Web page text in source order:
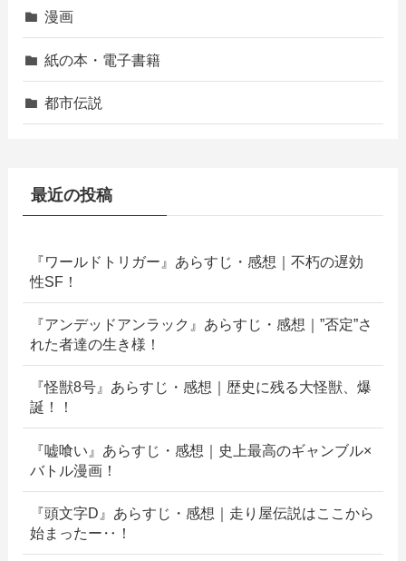
漫画
紙の本・電子書籍
都市伝説
最近の投稿
『ワールドトリガー』あらすじ・感想｜不朽の遅効
性SF！
『アンデッドアンラック』あらすじ・感想｜”否定”さ
れた者達の生き様！
『怪獣8号』あらすじ・感想｜歴史に残る大怪獣、爆
誕！！
『嘘喰い』あらすじ・感想｜史上最高のギャンブル×
バトル漫画！
『頭文字D』あらすじ・感想｜走り屋伝説はここから
始まったー‥！